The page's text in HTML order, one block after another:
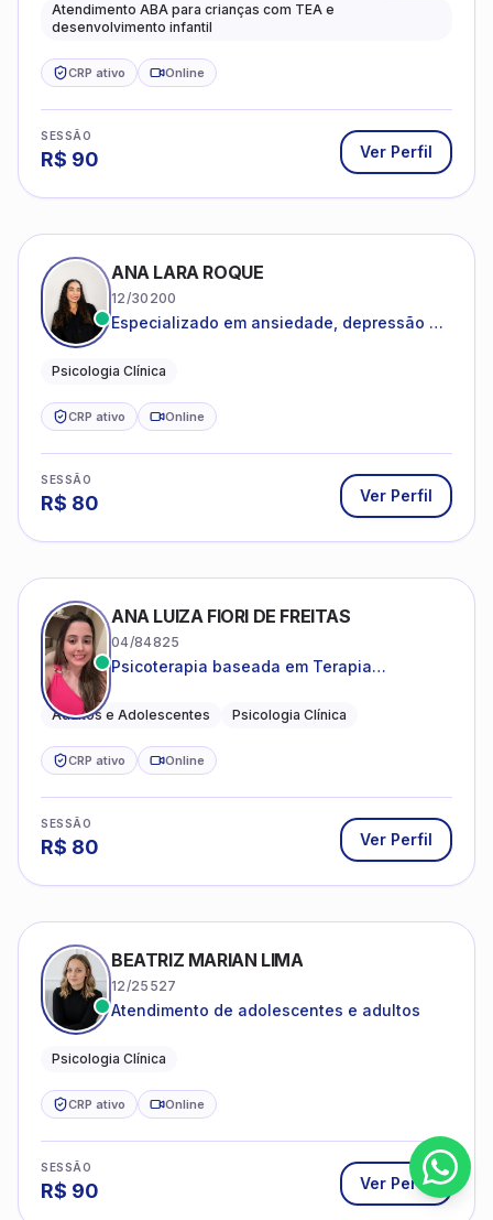
Atendimento ABA para crianças com TEA e
desenvolvimento infantil
CRP ativo Online
SESSÃO
R$ 90 Ver Perfil
ANA LARA ROQUE
12/30200
Especializado em ansiedade, depressão e
Psicologia Clínica
CRP ativo Online
SESSÃO
R$ 80 Ver Perfil
ANA LUIZA FIORI DE FREITAS
04/84825
Psicoterapia baseada em Terapia
Adultos e Adolescentes Psicologia Clínica
CRP ativo Online
SESSÃO
R$ 80 Ver Perfil
BEATRIZ MARIAN LIMA
12/25527
Atendimento de adolescentes e adultos
Psicologia Clínica
CRP ativo Online
SESSÃO
R$ 90 Ver Perfil